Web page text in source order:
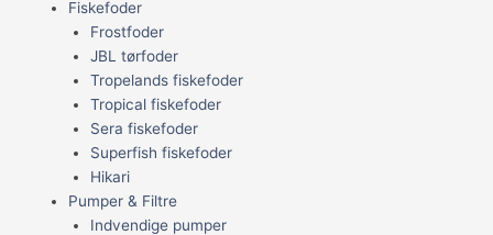
Fiskefoder
Frostfoder
JBL tørfoder
Tropelands fiskefoder
Tropical fiskefoder
Sera fiskefoder
Superfish fiskefoder
Hikari
Pumper & Filtre
Indvendige pumper